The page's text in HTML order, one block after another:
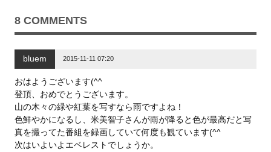
有
(
新
し
ウ
ィ
ン
ウ
で
開
き
ま
す
)
ク
リ
ッ
ク
く
い
新
し
い
ウ
ィ
ン
ド
ウ
新
し
ィ
ウ
で
開
き
ま
す
)
8 COMMENTS
bluem 2015-11-11 07:20
おはようございます(^^
登頂、おめでとうございます。
山の木々の緑や紅葉を写すなら雨ですよね！
色鮮やかになるし、米美智子さんが雨が降ると色が最高だと写
真を撮ってた番組を録画していて何度も観ています(^^
次はいよいよエベレストでしょうか。